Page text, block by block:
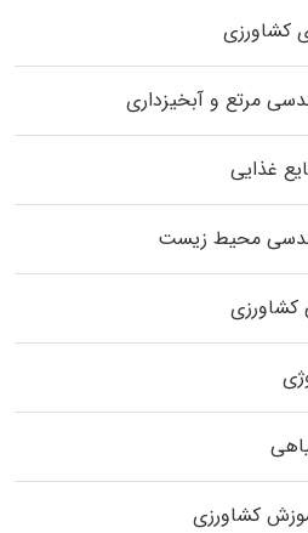
کشاورزی
مرتع و آبخیزداری
غذایی
محیط زیست
کشاورزی
کشاورزی